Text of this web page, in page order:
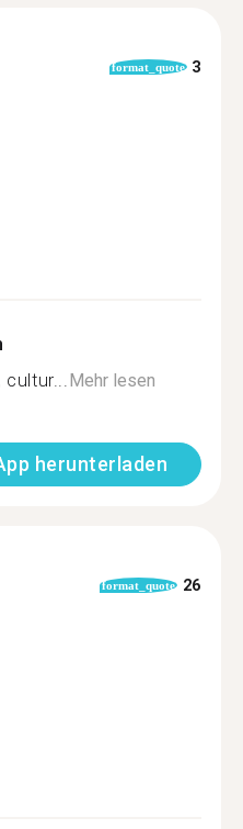
format_quote 3
cultur...Mehr lesen
herunterladen
format_quote 26